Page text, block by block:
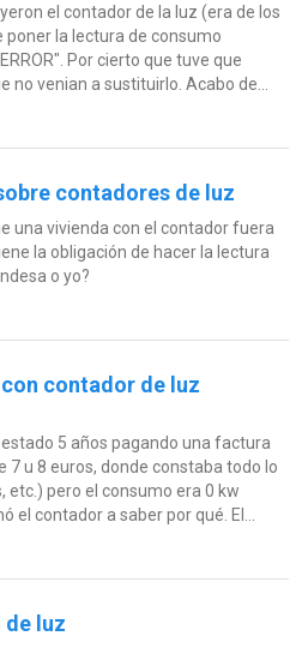
el contador de la luz (era de los
poner la lectura de consumo
Por cierto que tuve que
no venian a sustituirlo. Acabo de...
contadores de luz
una vivienda con el contador fuera
la obligación de hacer la lectura
o yo?
contador de luz
5 años pagando una factura
7 u 8 euros, donde constaba todo lo
etc.) pero el consumo era 0 kw
el contador a saber por qué. El...
luz